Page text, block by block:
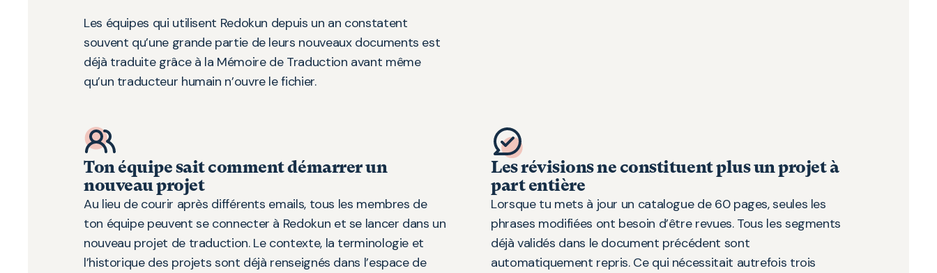
Les équipes qui utilisent Redokun depuis un an constatent
souvent qu’une grande partie de leurs nouveaux documents est
déjà traduite grâce à la Mémoire de Traduction avant même
qu’un traducteur humain n’ouvre le fichier.
Ton équipe sait comment démarrer un
nouveau projet
Au lieu de courir après différents emails, tous les membres de
ton équipe peuvent se connecter à Redokun et se lancer dans un
nouveau projet de traduction. Le contexte, la terminologie et
l’historique des projets sont déjà renseignés dans l’espace de
Les révisions ne constituent plus un projet à
part entière
Lorsque tu mets à jour un catalogue de 60 pages, seules les
phrases modifiées ont besoin d’être revues. Tous les segments
déjà validés dans le document précédent sont
automatiquement repris. Ce qui nécessitait autrefois trois